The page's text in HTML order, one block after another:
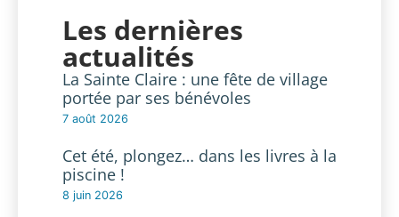
Les dernières
actualités
La Sainte Claire : une fête de village
portée par ses bénévoles
7 août 2026
Cet été, plongez… dans les livres à la
piscine !
8 juin 2026